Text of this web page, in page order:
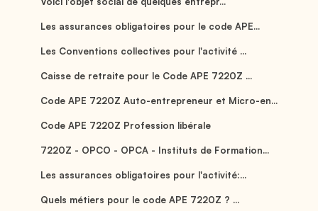
Les assurances obligatoires pour le code APE...
Les Conventions collectives pour l'activité ...
Caisse de retraite pour le Code APE 7220Z ...
Code APE 7220Z Auto-entrepreneur et Micro-en...
Code APE 7220Z Profession libérale
7220Z - OPCO - OPCA - Instituts de Formation...
Les assurances obligatoires pour l'activité:...
Quels métiers pour le code APE 7220Z ? ...